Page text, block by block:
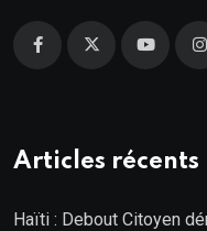
Articles récents
Haïti : Debout Citoyen